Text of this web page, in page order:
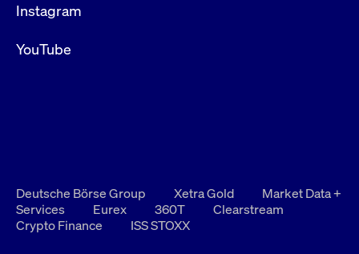
Instagram
YouTube
Deutsche Börse Group Xetra Gold
Market Data +
Services
Eurex 360T
Clearstream
Crypto Finance
ISS STOXX